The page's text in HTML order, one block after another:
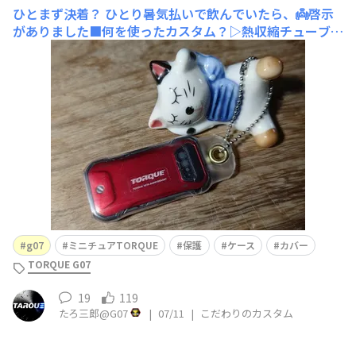
ひとまず決着？ ひとり暑気払いで飲んでいたら、👼啓示
がありました■何を使ったカスタム？▷熱収縮チューブを
使います。材質が肝です。■こだわりやおすすめポイント
を教えて！▷加工が簡単なこと。ヘアドライヤーで大丈夫
です。以下、作り方です。チューブは6.5cm位に切ります
ハトメをつけます。ハトメをつけない場合は収縮させてか
g07 ミニチュアTORQUE 保護 ケース
カバー
TORQUE G07
19 119
たろ三郎@G07 | 07/11 | こだわりのカスタム